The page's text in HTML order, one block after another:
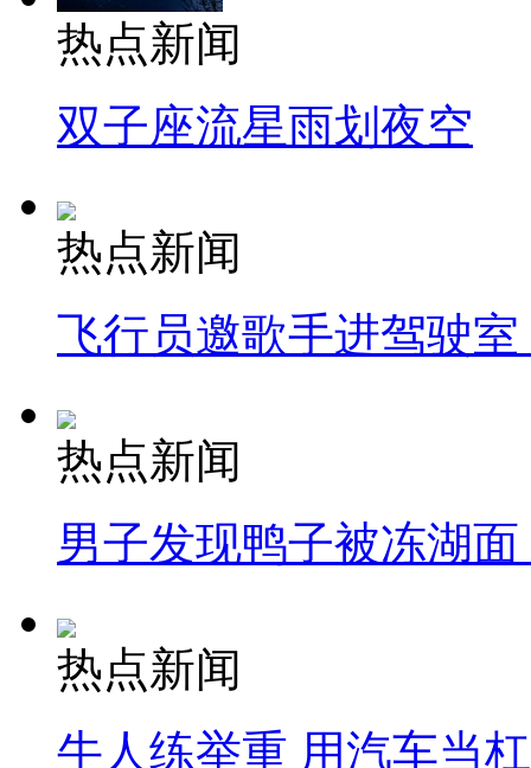
热点新闻
双子座流星雨划夜空
热点新闻
飞行员邀歌手进驾驶
热点新闻
男子发现鸭子被冻湖
热点新闻
牛人练举重 用汽车当